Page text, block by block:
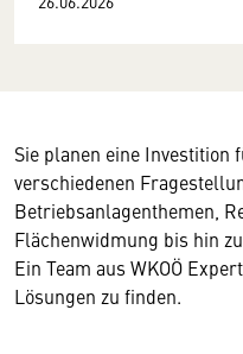
Sie planen eine
verschiedenen
Betriebsanlagenthemen,
Flächenwidmung bis hin
Ein Team aus WKOÖ
Lösungen zu finden.